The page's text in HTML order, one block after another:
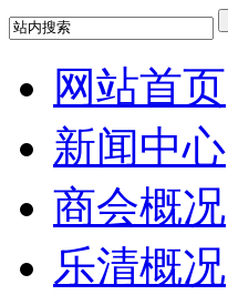
网站首页
新闻中心
商会概况
乐清概况